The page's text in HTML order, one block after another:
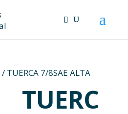
/ TUERCA 7/8SAE ALTA
TUERC